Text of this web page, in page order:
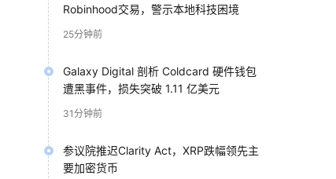
Robinhood交易，警示本地科技困境
25分钟前
Galaxy Digital 剖析 Coldcard 硬件钱包
遭黑事件，损失突破 1.11 亿美元
31分钟前
参议院推迟Clarity Act，XRP跌幅领先主
要加密货币